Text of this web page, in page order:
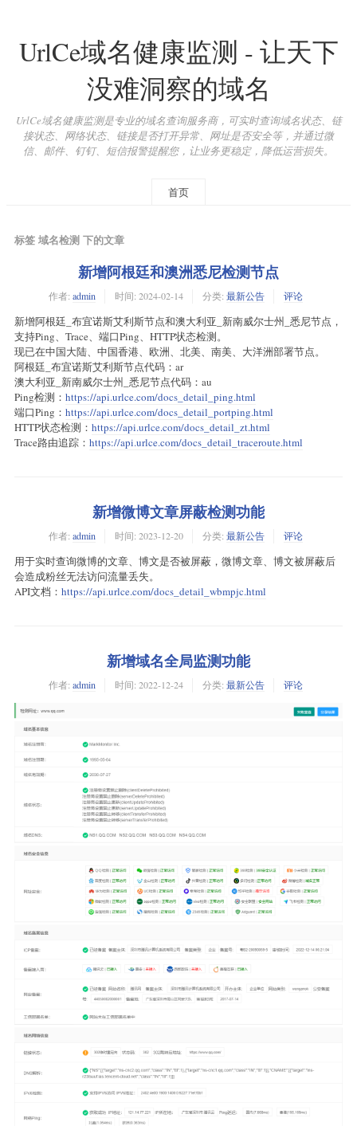
UrlCe域名健康监测 - 让天下
没难洞察的域名
UrlCe域名健康监测是专业的域名查询服务商，可实时查询域名状态、链
接状态、网络状态、链接是否打开异常、网址是否安全等，并通过微
信、邮件、钉钉、短信报警提醒您，让业务更稳定，降低运营损失。
首页
标签 域名检测 下的文章
新增阿根廷和澳洲悉尼检测节点
作者: admin 时间: 2024-02-14 分类: 最新公告 评论
新增阿根廷_布宜诺斯艾利斯节点和澳大利亚_新南威尔士州_悉尼节点，
支持Ping、Trace、端口Ping、HTTP状态检测。
现已在中国大陆、中国香港、欧洲、北美、南美、大洋洲部署节点。
阿根廷_布宜诺斯艾利斯节点代码：ar
澳大利亚_新南威尔士州_悉尼节点代码：au
Ping检测： https://api.urlce.com/docs_detail_ping.html
端口Ping： https://api.urlce.com/docs_detail_portping.html
HTTP状态检测： https://api.urlce.com/docs_detail_zt.html
Trace路由追踪： https://api.urlce.com/docs_detail_traceroute.html
新增微博文章屏蔽检测功能
作者: admin 时间: 2023-12-20 分类: 最新公告 评论
用于实时查询微博的文章、博文是否被屏蔽，微博文章、博文被屏蔽后
会造成粉丝无法访问流量丢失。
API文档： https://api.urlce.com/docs_detail_wbmpjc.html
新增域名全局监测功能
作者: admin 时间: 2022-12-24 分类: 最新公告 评论